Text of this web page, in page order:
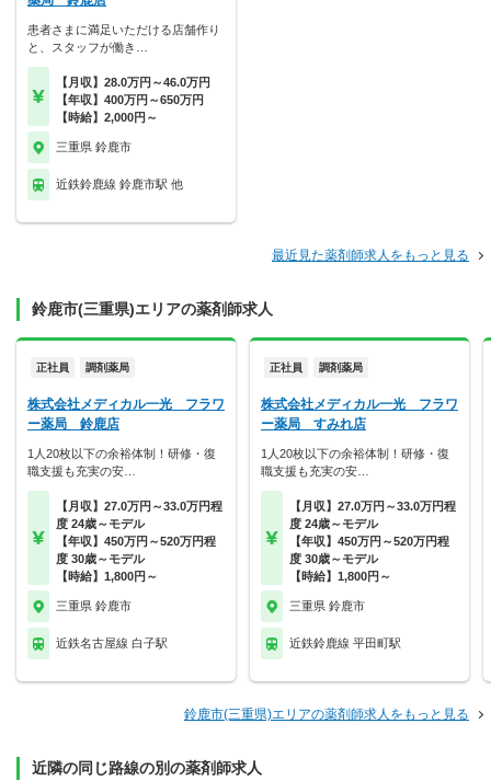
患者さまに満足いただける店舗作り
と、スタッフが働き…
【月収】28.0万円～46.0万円
【年収】400万円～650万円
【時給】2,000円～
三重県 鈴鹿市
近鉄鈴鹿線 鈴鹿市駅 他
最近見た薬剤師求人をもっと見る
鈴鹿市(三重県)エリアの薬剤師求人
正社員 調剤薬局
株式会社メディカル一光 フラワ
ー薬局 鈴鹿店
1人20枚以下の余裕体制！研修・復
職支援も充実の安…
【月収】27.0万円～33.0万円程
度 24歳～モデル
【年収】450万円～520万円程
度 30歳～モデル
【時給】1,800円～
三重県 鈴鹿市
近鉄名古屋線 白子駅
正社員 調剤薬局
株式会社メディカル一光 フラワ
ー薬局 すみれ店
1人20枚以下の余裕体制！研修・復
職支援も充実の安…
【月収】27.0万円～33.0万円程
度 24歳～モデル
【年収】450万円～520万円程
度 30歳～モデル
【時給】1,800円～
三重県 鈴鹿市
近鉄鈴鹿線 平田町駅
鈴鹿市(三重県)エリアの薬剤師求人をもっと見る
近隣の同じ路線の別の薬剤師求人